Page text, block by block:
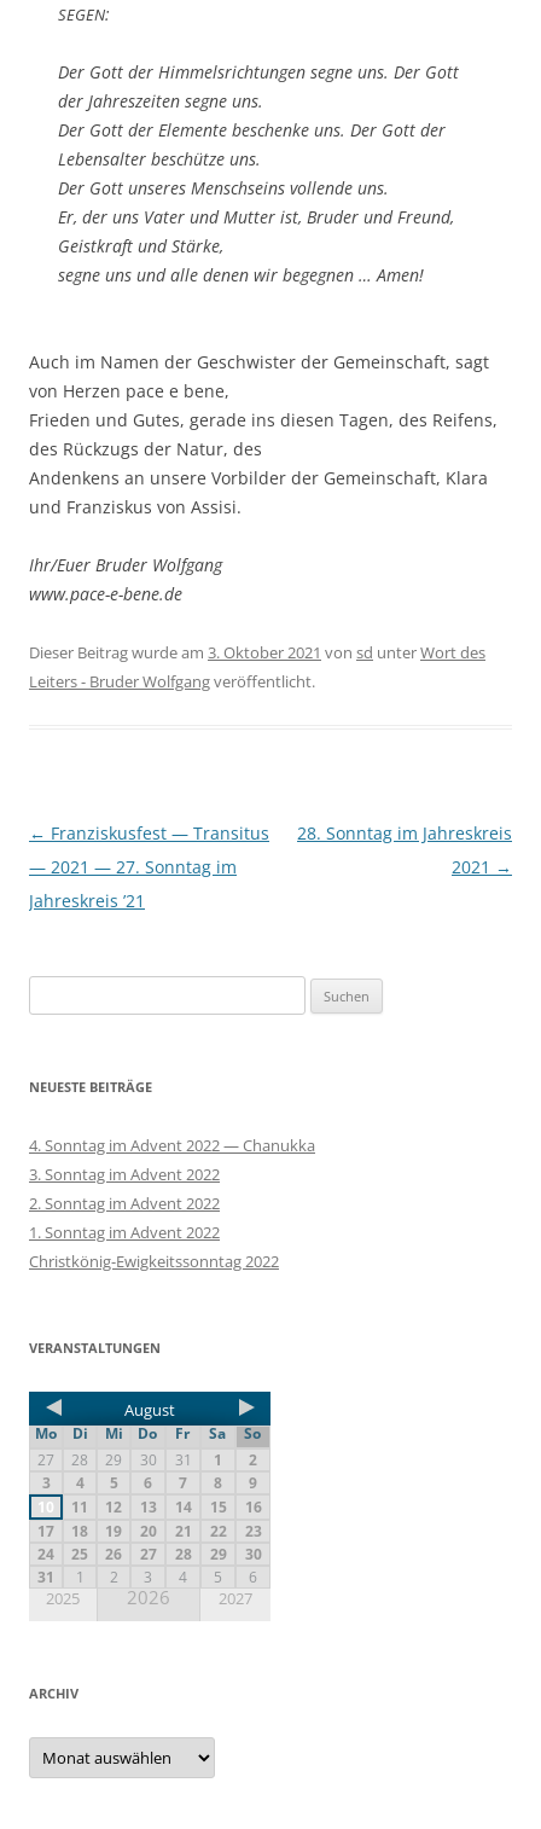
SEGEN:
Der Gott der Him­mels­rich­tun­gen seg­ne uns. Der Gott
der Jah­res­zei­ten seg­ne uns.
Der Gott der Ele­men­te beschen­ke uns. Der Gott der
Lebens­al­ter beschüt­ze uns.
Der Gott unse­res Mensch­seins voll­ende uns.
Er, der uns Vater und Mut­ter ist, Bru­der und Freund,
Geist­kraft und Stär­ke,
seg­ne uns und alle denen wir begeg­nen … Amen!
Auch im Namen der Geschwis­ter der Gemein­schaft, sagt
von Her­zen pace e bene,
Frie­den und Gutes, gera­de ins die­sen Tagen, des Rei­fens,
des Rück­zugs der Natur, des
Andenkens an unse­re Vor­bil­der der Gemein­schaft, Kla­ra
und Fran­zis­kus von Assisi.
Ihr/Euer Bru­der Wolf­gang
www.pace-e-bene.de
Dieser Beitrag wurde am 3. Oktober 2021 von sd unterWort des
Leiters - Bruder Wolfgangveröffentlicht.
Beitragsnavigation
← Franziskusfest — Transitus
— 2021 — 27. Sonntag im
Jahreskreis ’21
28. Sonntag im Jahreskreis
2021 →
nach:
NEUESTE BEITRÄGE
4. Sonntag im Advent 2022 — Chanukka
3. Sonntag im Advent 2022
2. Sonntag im Advent 2022
1. Sonntag im Advent 2022
Christkönig-Ewigkeitssonntag 2022
VERANSTALTUNGEN
August
Mo Di Mi Do Fr Sa
So
27
28 29 30 31 1
2
3
4 5 6 7 8
9
10
11 12 13 14 15
16
17
18 19 20 21 22
23
24
25 26 27 28 29
30
31
1 2 3 4 5 6
2025 2026 2027
ARCHIV